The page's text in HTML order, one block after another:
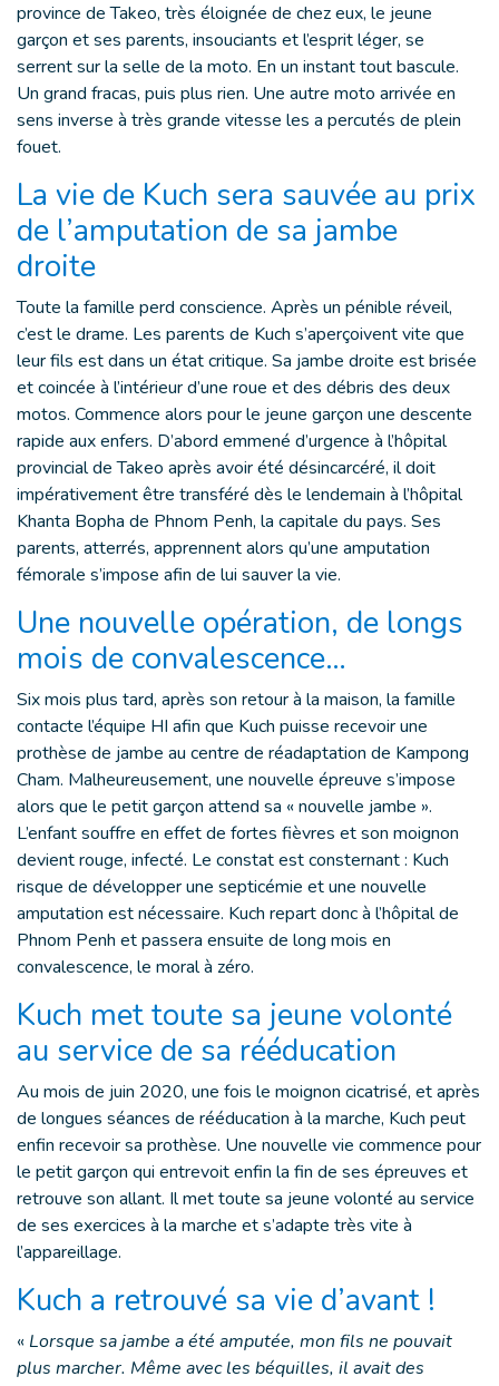
province de Takeo, très éloignée de chez eux, le jeune
garçon et ses parents, insouciants et l’esprit léger, se
serrent sur la selle de la moto. En un instant tout bascule.
Un grand fracas, puis plus rien. Une autre moto arrivée en
sens inverse à très grande vitesse les a percutés de plein
fouet.
La vie de Kuch sera sauvée au prix
de l’amputation de sa jambe
droite
Toute la famille perd conscience. Après un pénible réveil,
c’est le drame. Les parents de Kuch s’aperçoivent vite que
leur fils est dans un état critique. Sa jambe droite est brisée
et coincée à l’intérieur d’une roue et des débris des deux
motos. Commence alors pour le jeune garçon une descente
rapide aux enfers. D’abord emmené d’urgence à l’hôpital
provincial de Takeo après avoir été désincarcéré, il doit
impérativement être transféré dès le lendemain à l’hôpital
Khanta Bopha de Phnom Penh, la capitale du pays. Ses
parents, atterrés, apprennent alors qu’une amputation
fémorale s’impose afin de lui sauver la vie.
Une nouvelle opération, de longs
mois de convalescence…
Six mois plus tard, après son retour à la maison, la famille
contacte l’équipe HI afin que Kuch puisse recevoir une
prothèse de jambe au centre de réadaptation de Kampong
Cham. Malheureusement, une nouvelle épreuve s’impose
alors que le petit garçon attend sa « nouvelle jambe ».
L’enfant souffre en effet de fortes fièvres et son moignon
devient rouge, infecté. Le constat est consternant : Kuch
risque de développer une septicémie et une nouvelle
amputation est nécessaire. Kuch repart donc à l’hôpital de
Phnom Penh et passera ensuite de long mois en
convalescence, le moral à zéro.
Kuch met toute sa jeune volonté
au service de sa rééducation
Au mois de juin 2020, une fois le moignon cicatrisé, et après
de longues séances de rééducation à la marche, Kuch peut
enfin recevoir sa prothèse. Une nouvelle vie commence pour
le petit garçon qui entrevoit enfin la fin de ses épreuves et
retrouve son allant. Il met toute sa jeune volonté au service
de ses exercices à la marche et s’adapte très vite à
l’appareillage.
Kuch a retrouvé sa vie d’avant !
« Lorsque sa jambe a été amputée, mon fils ne pouvait
plus marcher. Même avec les béquilles, il avait des